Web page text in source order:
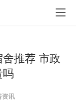
推荐 市政
吗
资讯